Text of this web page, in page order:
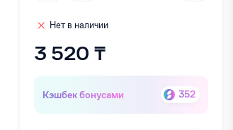
Нет в наличии
3 520 ₸
Кэшбек бонусами 352